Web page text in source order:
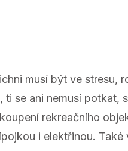
musí být ve stresu,
se ani nemusí potkat,
rekreačního
i elektřinou. Také